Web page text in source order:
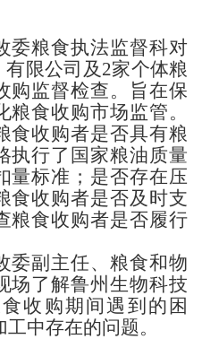
委粮食执法监督科对
限公司及2家个体粮
购监督检查。旨在保
食收购市场监管。
食收购者是否具有粮
执行了国家粮油质量
量标准；是否存在压
食收购者是否及时支
粮食收购者是否履行
副主任、粮食和物
场了解鲁州生物科技
收购期间遇到的困
中存在的问题。